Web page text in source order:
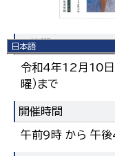
日本語
English
한국어
繁體中文
開催期間
令和4年12月10日
曜）まで
開催時間
午前9時 から 午